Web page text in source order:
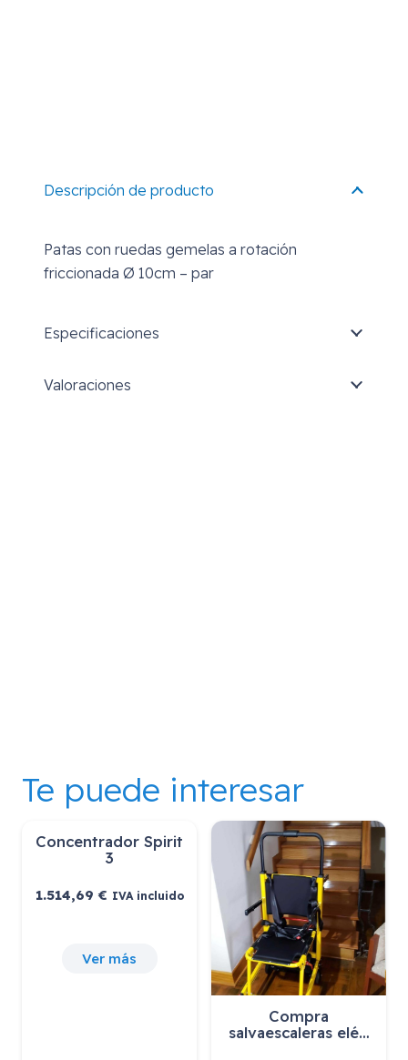
Descripción de producto
Patas con ruedas gemelas a rotación
friccionada Ø 10cm – par
Especificaciones
Valoraciones
Te puede interesar
Concentrador Spirit
3
1.514,69€ IVA incluido
Ver más
Compra
salvaescaleras elé…